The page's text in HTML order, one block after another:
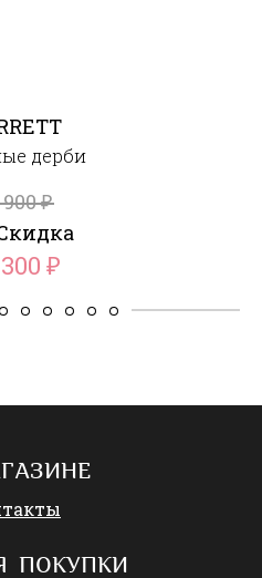
дерби
900₽
₽
ПОКУПКИ